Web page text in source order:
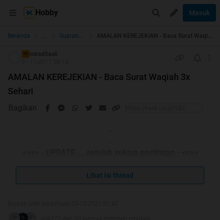
Hobby Masuk
Beranda ... Supranatural
TS mirad5asli
AMALAN KEREJEKIAN - Baca Surat Waqiah 3x
Sehari
Bagikan
AJAIB ... Apa kata mereka tentang Amalan Surat
Waqiah?
Agan boleh meninggalkan membaca postingan yang lain
Lihat isi thread